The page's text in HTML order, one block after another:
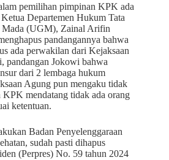
pemilihan pimpinan KPK ada
Departemen Hukum Tata
Mada (UGM), Zainal Arifin
pandangannya bahwa
ada perwakilan dari Kejaksaan
pandangan Jokowi bahwa
dari 2 lembaga hukum
Agung pun mengaku tidak
mendatang tidak ada orang
ketentuan.
Badan Penyelenggaraan
sudah pasti dihapus
(Perpres) No. 59 tahun 2024